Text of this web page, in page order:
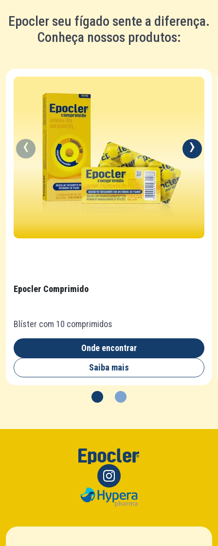
Epocler seu fígado sente a diferença.
Conheça nossos produtos:
Epocler Comprimido
Blíster com 10 comprimidos
Onde encontrar
Saiba mais